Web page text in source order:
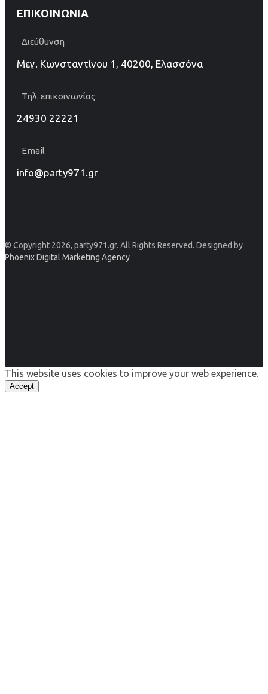
ΕΠΙΚΟΙΝΩΝΊΑ
Διεύθυνση
Μεγ. Κωνσταντίνου 1, 40200, Ελασσόνα
Τηλ. επικοινωνίας
24930 22221
Email
info@party971.gr
© Copyright 2026, party971.gr. All Rights Reserved. Designed by
Phoenix Digital Marketing Agency
This website uses cookies to improve your web experience.
Accept